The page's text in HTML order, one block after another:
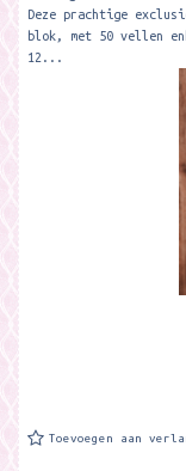
Deze prachtige
blok, met 50 vellen
12...
Toevoegen aan